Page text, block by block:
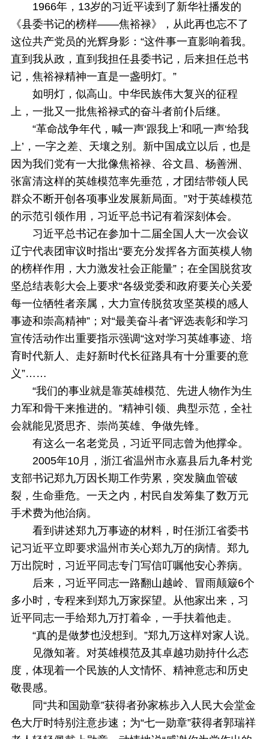
1966年，13岁的习近平读到了新华社播发的
《县委书记的榜样——焦裕禄》，从此再也忘不了
这位共产党员的光辉身影：“这件事一直影响着我。
直到我从政，直到我担任县委书记，后来担任总书
记，焦裕禄精神一直是一盏明灯。”
如明灯，似高山。中华民族伟大复兴的征程
上，一批又一批焦裕禄式的奋斗者前仆后继。
“革命战争年代，喊一声‘跟我上’和吼一声‘给我
上’，一字之差、天壤之别。新中国成立以后，也是
因为我们党有一大批像焦裕禄、谷文昌、杨善洲、
张富清这样的英雄模范率先垂范，才团结带领人民
群众不断开创各项事业发展新局面。”对于英雄模范
的示范引领作用，习近平总书记有着深刻体会。
习近平总书记在参加十二届全国人大一次会议
辽宁代表团审议时指出“要充分发挥各方面英模人物
的榜样作用，大力激发社会正能量”；在全国脱贫攻
坚总结表彰大会上要求“各级党委和政府要关心关爱
每一位牺牲者亲属，大力宣传脱贫攻坚英模的感人
事迹和崇高精神”；对“最美奋斗者”评选表彰和学习
宣传活动作出重要指示强调“这对学习英雄事迹、培
育时代新人、走好新时代长征路具有十分重要的意
义”……
“我们的事业就是靠英雄模范、先进人物作为生
力军和骨干来推进的。”精神引领、典型示范，全社
会就能见贤思齐、崇尚英雄、争做先锋。
有这么一名老党员，习近平同志曾为他撑伞。
2005年10月，浙江省温州市永嘉县后九夅村党
支部书记郑九万因长期工作劳累，突发脑血管破
裂，生命垂危。一天之内，村民自发筹集了数万元
手术费为他治病。
看到讲述郑九万事迹的材料，时任浙江省委书
记习近平立即要求温州市关心郑九万的病情。郑九
万出院时，习近平同志专门写信叮嘱他安心养病。
后来，习近平同志一路翻山越岭、冒雨颠簸6个
多小时，专程来到郑九万家探望。从他家出来，习
近平同志一手给郑九万打着伞，一手扶着他走。
“真的是做梦也没想到。”郑九万这样对家人说。
见微知著。对英雄模范及其卓越功勋持什么态
度，体现着一个民族的人文情怀、精神意志和历史
敬畏感。
同“共和国勋章”获得者孙家栋步入人民大会堂金
色大厅时特别注意步速；为“七一勋章”获得者郭瑞祥